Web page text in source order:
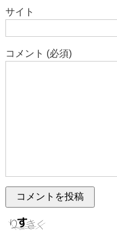
サイト
コメント (必須)